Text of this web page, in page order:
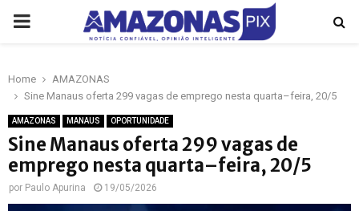
PRIMARY
Home
AMAZONAS
Sine Manaus oferta 299 vagas de emprego nesta quarta–feira, 20/5
AMAZONAS MANAUS OPORTUNIDADE
Sine Manaus oferta 299 vagas de
emprego nesta quarta–feira, 20/5
por Paulo Apurina 19/05/2026